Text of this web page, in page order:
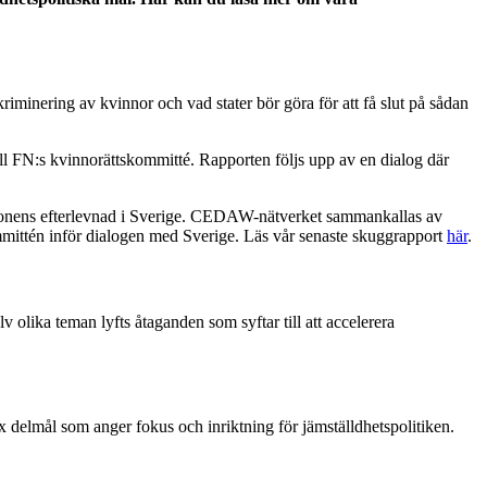
av kvinnor och vad stater bör göra för att få slut på sådan
kvinnorättskommitté. Rapporten följs upp av en dialog där
efterlevnad i Sverige. CEDAW-nätverket sammankallas av
inför dialogen med Sverige. Läs vår senaste skuggrapporthär.
teman lyfts åtaganden som syftar till att accelerera
delmål som anger fokus och inriktning för jämställdhetspolitiken.